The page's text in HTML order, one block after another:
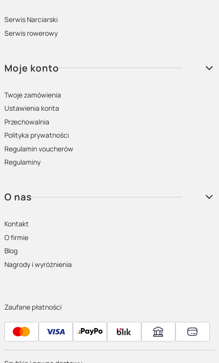
Serwis Narciarski
Serwis rowerowy
Moje konto
Twoje zamówienia
Ustawienia konta
Przechowalnia
Polityka prywatności
Regulamin voucherów
Regulaminy
O nas
Kontakt
O firmie
Blog
Nagrody i wyróżnienia
Zaufane płatności